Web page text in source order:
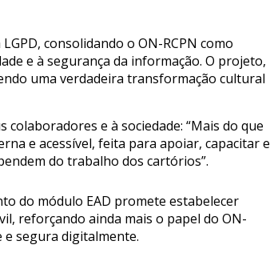
consolidando o ON-RCPN como
e à segurança da informação. O projeto,
uma verdadeira transformação cultural
colaboradores e à sociedade: “Mais do que
e acessível, feita para apoiar, capacitar e
do trabalho dos cartórios”.
do módulo EAD promete estabelecer
reforçando ainda mais o papel do ON-
e segura digitalmente.